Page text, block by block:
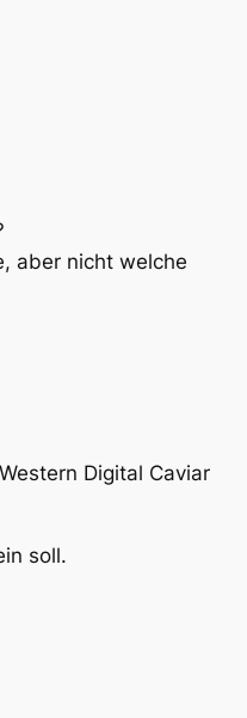
aber nicht welche
Digital Caviar
soll.